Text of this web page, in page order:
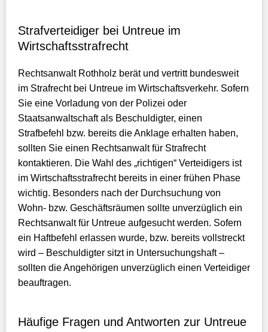
Strafverteidiger bei Untreue im
Wirtschaftsstrafrecht
Rechtsanwalt Rothholz berät und vertritt bundesweit
im Strafrecht bei Untreue im Wirtschaftsverkehr. Sofern
Sie eine Vorladung von der Polizei oder
Staatsanwaltschaft als Beschuldigter, einen
Strafbefehl bzw. bereits die Anklage erhalten haben,
sollten Sie einen Rechtsanwalt für Strafrecht
kontaktieren. Die Wahl des „richtigen“ Verteidigers ist
im Wirtschaftsstrafrecht bereits in einer frühen Phase
wichtig. Besonders nach der Durchsuchung von
Wohn- bzw. Geschäftsräumen sollte unverzüglich ein
Rechtsanwalt für Untreue aufgesucht werden. Sofern
ein Haftbefehl erlassen wurde, bzw. bereits vollstreckt
wird – Beschuldigter sitzt in Untersuchungshaft –
sollten die Angehörigen unverzüglich einen Verteidiger
beauftragen.
Häufige Fragen und Antworten zur Untreue